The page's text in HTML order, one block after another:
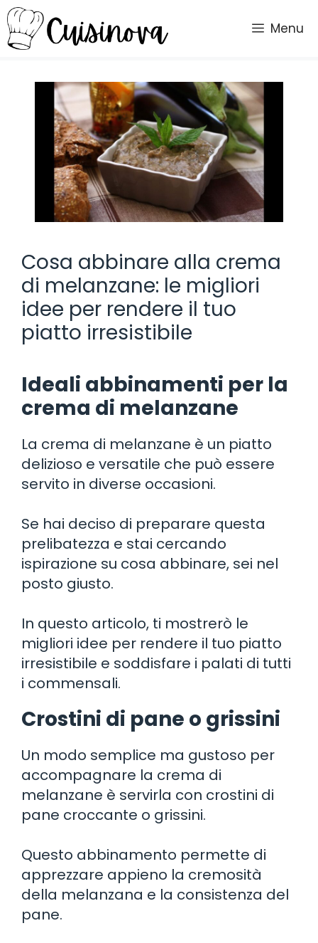
Vai
al
contenuto
Menu
Cosa abbinare alla crema
di melanzane: le migliori
idee per rendere il tuo
piatto irresistibile
Ideali abbinamenti per la
crema di melanzane
La crema di melanzane è un piatto
delizioso e versatile che può essere
servito in diverse occasioni.
Se hai deciso di preparare questa
prelibatezza e stai cercando
ispirazione su cosa abbinare, sei nel
posto giusto.
In questo articolo, ti mostrerò le
migliori idee per rendere il tuo piatto
irresistibile e soddisfare i palati di tutti
i commensali.
Crostini di pane o grissini
Un modo semplice ma gustoso per
accompagnare la crema di
melanzane è servirla con crostini di
pane croccante o grissini.
Questo abbinamento permette di
apprezzare appieno la cremosità
della melanzana e la consistenza del
pane.